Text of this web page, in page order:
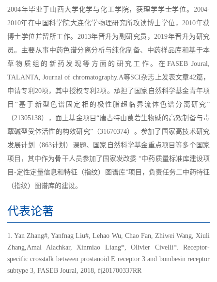
2004年毕业于山西大学化学与化工学院，获理学学士学位。2004-
2010年在中国科学院大连化学物理研究所攻读博士学位，2010年获
博士学位并留所工作。2013年晋升为副研究员，2019年晋升为研究
员。主要从事中药色谱分离分析与纯化制备、中药样品库和基于本
草物质组的新药发现等方面的研究工作。在FASEB Joural,
TALANTA, Journal of chromatography.A等SCI杂志上发表文章42篇，
申请专利20项，其中授权专利2项。承担了国家自然科学基金青年项
目“基于新型色谱固定相的极性脂超临界流体色谱分离研究”
（21305138），面上基金项目“唐古特山莨菪生物碱的高效制备与毒
蕈碱型受体活性的构效研究”（31670374）。参加了国家高技术研究
发展计划（863计划）课题、国家自然科学基金重点项目等多个国家
项目，其中作为骨干人员参加了国家发改委 “中药质量标准库建设项
目-定性定量信息和特征（指纹）图谱库”项目，负责任务二中药特征
（指纹）图谱库的建设。
代表论著
1. Yan Zhang#, Yanfnag Liu#, Lehao Wu, Chao Fan, Zhiwei Wang, Xiuli
Zhang,Amal Alachkar, Xinmiao Liang*, Olivier Civelli*. Receptor-
specific crosstalk between prostanoid E receptor 3 and bombesin receptor
subtype 3, FASEB Joural, 2018, fj201700337RR